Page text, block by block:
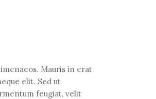
Mauris in erat
elit. Sed ut
feugiat, velit